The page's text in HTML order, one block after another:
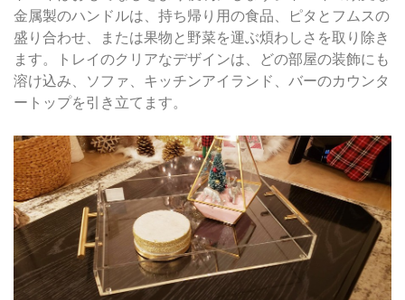
金属製のハンドルは、持ち帰り用の食品、ピタとフムスの
盛り合わせ、または果物と野菜を運ぶ煩わしさを取り除き
ます。トレイのクリアなデザインは、どの部屋の装飾にも
溶け込み、ソファ、キッチンアイランド、バーのカウンタ
ートップを引き立てます。